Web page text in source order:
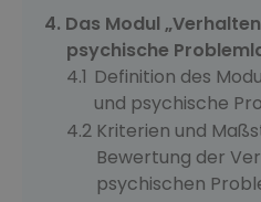
Das Modul
psychische
Definition des
und psychische
Kriterien und
Bewertung der
psychischen